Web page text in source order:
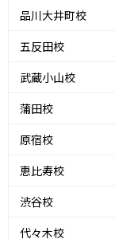
品川大井町校
五反田校
武蔵小山校
蒲田校
原宿校
恵比寿校
渋谷校
代々木校